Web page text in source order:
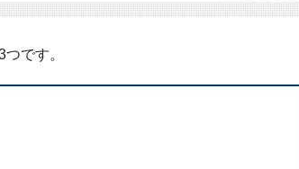
です。